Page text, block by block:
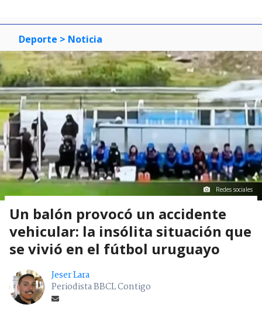
Deporte > Noticia
Redes sociales
Un balón provocó un accidente
vehicular: la insólita situación que
se vivió en el fútbol uruguayo
Jeser Lara
Periodista BBCL Contigo